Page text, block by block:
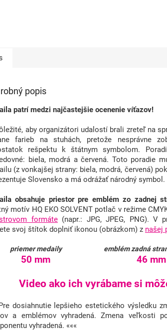
popis
patrí medzi najčastejšie ocenenie víťazov!
aby organizátori udalostí brali zreteľ na
farieb na stuhách, pretože nesprávne
rešpektu k štátnym symbolom.
biela, modrá a červená. Toto poradie
(z vonkajšej strany: biela, modrá, červená)
Slovensko a má odrážať národný symbol.
obsahuje priestor pre emblém zo zadnej
motív HQ EKO SOLVENT potlač v režime
formáte(napr.: JPG, JPEG, PNG). V
svoj štítok doplniť ikonou (obrázkom) z našej
priemer medaily emblém zadná
50 mm 46 mm
Video ako ich vyrábame si
dosiahnutie lepšieho estetického výsledku
a emblémov vyhradená. Zmena veľkosti
vyhradená. «««